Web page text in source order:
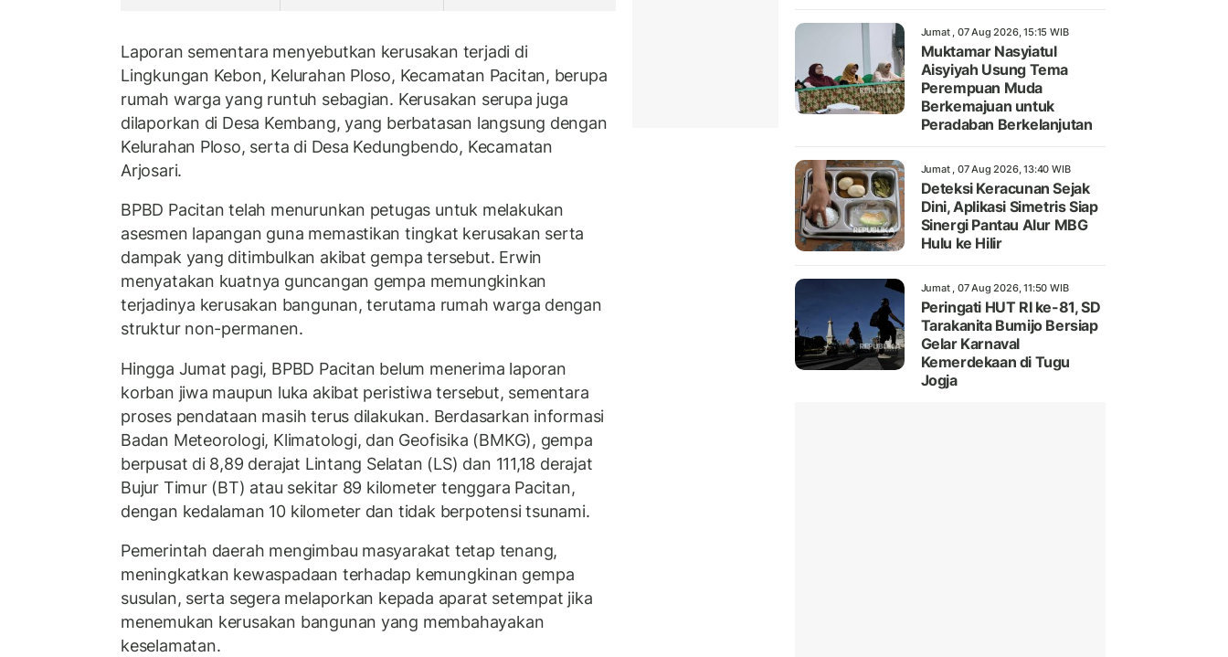
Laporan sementara menyebutkan kerusakan terjadi di
Lingkungan Kebon, Kelurahan Ploso, Kecamatan Pacitan, berupa
rumah warga yang runtuh sebagian. Kerusakan serupa juga
dilaporkan di Desa Kembang, yang berbatasan langsung dengan
Kelurahan Ploso, serta di Desa Kedungbendo, Kecamatan
Arjosari.
BPBD Pacitan telah menurunkan petugas untuk melakukan
asesmen lapangan guna memastikan tingkat kerusakan serta
dampak yang ditimbulkan akibat gempa tersebut. Erwin
menyatakan kuatnya guncangan gempa memungkinkan
terjadinya kerusakan bangunan, terutama rumah warga dengan
struktur non-permanen.
Hingga Jumat pagi, BPBD Pacitan belum menerima laporan
korban jiwa maupun luka akibat peristiwa tersebut, sementara
proses pendataan masih terus dilakukan. Berdasarkan informasi
Badan Meteorologi, Klimatologi, dan Geofisika (BMKG), gempa
berpusat di 8,89 derajat Lintang Selatan (LS) dan 111,18 derajat
Bujur Timur (BT) atau sekitar 89 kilometer tenggara Pacitan,
dengan kedalaman 10 kilometer dan tidak berpotensi tsunami.
Pemerintah daerah mengimbau masyarakat tetap tenang,
meningkatkan kewaspadaan terhadap kemungkinan gempa
susulan, serta segera melaporkan kepada aparat setempat jika
menemukan kerusakan bangunan yang membahayakan
keselamatan.
Jumat , 07 Aug 2026, 15:15 WIB
Muktamar Nasyiatul
Aisyiyah Usung Tema
Perempuan Muda
Berkemajuan untuk
Peradaban Berkelanjutan
Jumat , 07 Aug 2026, 13:40 WIB
Deteksi Keracunan Sejak
Dini, Aplikasi Simetris Siap
Sinergi Pantau Alur MBG
Hulu ke Hilir
Jumat , 07 Aug 2026, 11:50 WIB
Peringati HUT RI ke-81, SD
Tarakanita Bumijo Bersiap
Gelar Karnaval
Kemerdekaan di Tugu
Jogja